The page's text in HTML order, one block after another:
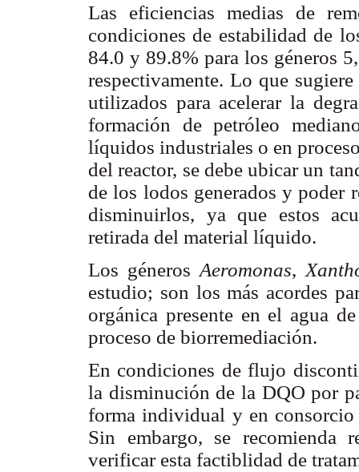
Las eficiencias medias de
condiciones de estabilidad de
84.0 y 89.8% para los géneros
respectivamente. Lo que
utilizados para acelerar la
formación de petróleo
líquidos industriales o en
del reactor, se debe ubicar un
de los lodos generados y poder
disminuirlos, ya que estos
retirada del material líquido.
Los géneros Aeromonas,
estudio; son los más acordes
orgánica presente en el agua
proceso de biorremediación.
En condiciones de flujo
la disminución de la DQO por
forma individual y en
Sin embargo, se recomienda
verificar esta factiblidad de